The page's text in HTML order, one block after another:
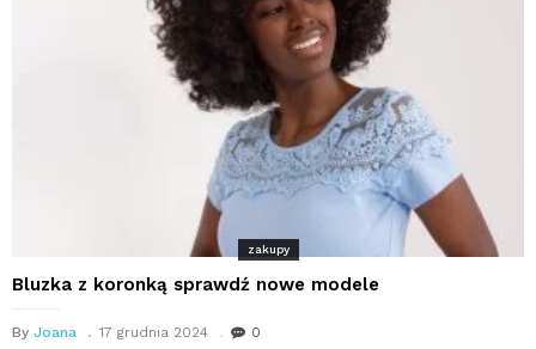
zakupy
Bluzka z koronką sprawdź nowe modele
By Joana 17 grudnia 2024 0